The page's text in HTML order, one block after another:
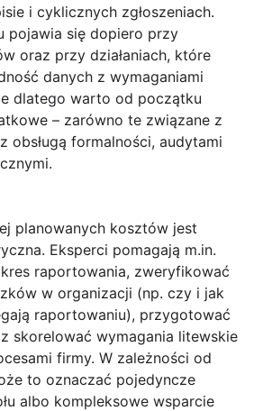
i cyklicznych zgłoszeniach.
pojawia się dopiero przy
oraz przy działaniach, które
danych z wymaganiami
dlatego warto od początku
– zarówno te związane z
obsługą formalności, audytami
planowanych kosztów jest
. Eksperci pomagają m.in.
raportowania, zweryfikować
w organizacji (np. czy i jak
raportowaniu), przygotować
skorelować wymagania litewskie
firmy. W zależności od
to oznaczać pojedyncze
albo kompleksowe wsparcie